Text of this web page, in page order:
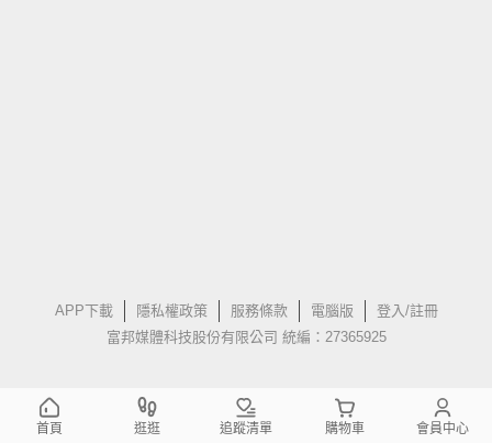
APP下載 隱私權政策 服務條款 電腦版
登入/註冊
富邦媒體科技股份有限公司 統編：27365925
首頁 逛逛 追蹤清單 購物車 會員中心